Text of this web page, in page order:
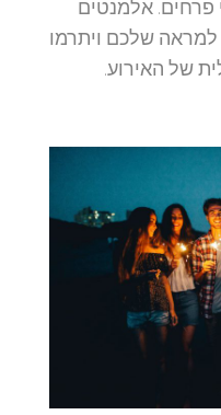
אלמנטים
שלכם ויתרמו
האירוע.